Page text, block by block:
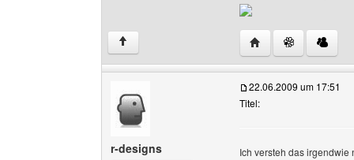
↑ Website dieses
r-designs
22.06.2009 um 17:51
Titel:
Ich versteh das irgendwie